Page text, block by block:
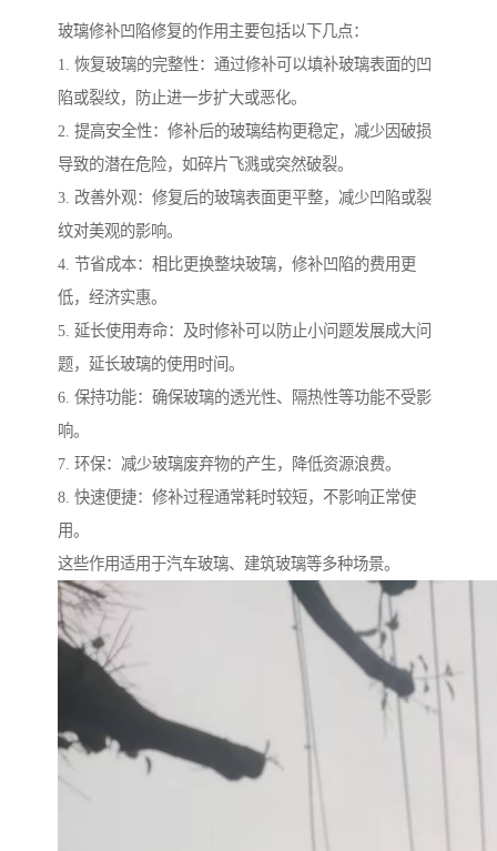
玻璃修补凹陷修复的作用主要包括以下几点：
1. 恢复玻璃的完整性：通过修补可以填补玻璃表面的凹
陷或裂纹，防止进一步扩大或恶化。
2. 提高安全性：修补后的玻璃结构更稳定，减少因破损
导致的潜在危险，如碎片飞溅或突然破裂。
3. 改善外观：修复后的玻璃表面更平整，减少凹陷或裂
纹对美观的影响。
4. 节省成本：相比更换整块玻璃，修补凹陷的费用更
低，经济实惠。
5. 延长使用寿命：及时修补可以防止小问题发展成大问
题，延长玻璃的使用时间。
6. 保持功能：确保玻璃的透光性、隔热性等功能不受影
响。
7. 环保：减少玻璃废弃物的产生，降低资源浪费。
8. 快速便捷：修补过程通常耗时较短，不影响正常使
用。
这些作用适用于汽车玻璃、建筑玻璃等多种场景。